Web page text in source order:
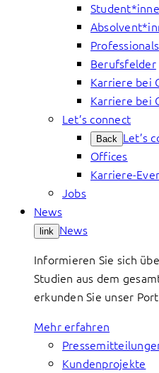
Professionals
Berufsfelder
Karriere bei
Karriere bei
Let’s connect
Back Let’s
Offices
Karriere-
Jobs
News
link News
Informieren Sie sich
Studien aus dem
erkunden Sie unser
Mehr erfahren
Kundenprojekte